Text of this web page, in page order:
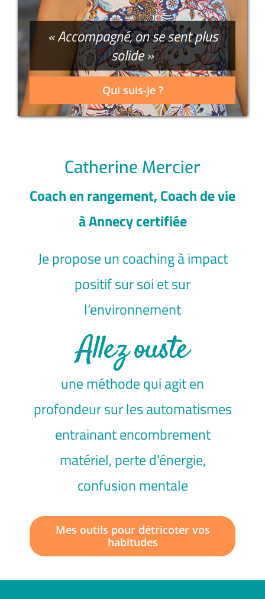
« Accompagné, on se sent plus
solide »
Qui suis-je ?
Catherine Mercier
Coach en rangement, Coach de vie
à Annecy certifiée
Je propose un coaching à impact
positif sur soi et sur
l’environnement
une méthode qui agit en
profondeur sur les automatismes
entrainant encombrement
matériel, perte d’énergie,
confusion mentale
Mes outils pour détricoter vos
habitudes